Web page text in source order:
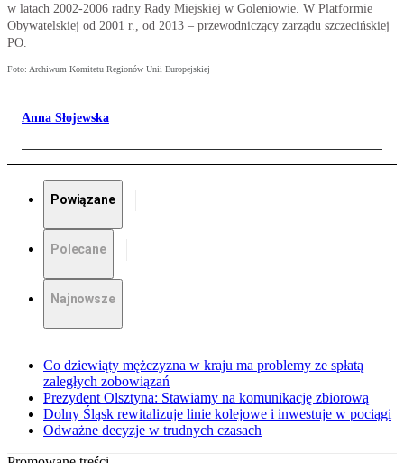
w latach 2002-2006 radny Rady Miejskiej w Goleniowie. W Platformie
Obywatelskiej od 2001 r., od 2013 – przewodniczący zarządu szczecińskiej
PO.
Foto: Archiwum Komitetu Regionów Unii Europejskiej
Anna Słojewska
Powiązane
Polecane
Najnowsze
Co dziewiąty mężczyzna w kraju ma problemy ze spłatą
zaległych zobowiązań
Prezydent Olsztyna: Stawiamy na komunikację zbiorową
Dolny Śląsk rewitalizuje linie kolejowe i inwestuje w pociągi
Odważne decyzje w trudnych czasach